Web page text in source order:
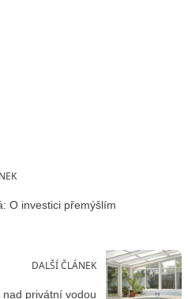
O investici přemýšlím
DALŠÍ ČLÁNEK
nad privátní vodou